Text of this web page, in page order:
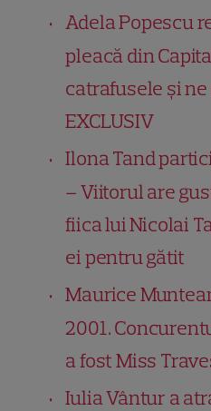
Adela Popescu
pleacă din
catrafusele și
EXCLUSIV
Ilona Tand
– Viitorul are
fiica lui Nicolai
ei pentru gătit
Maurice
2001.
a fost Miss
Iulia Vântur a